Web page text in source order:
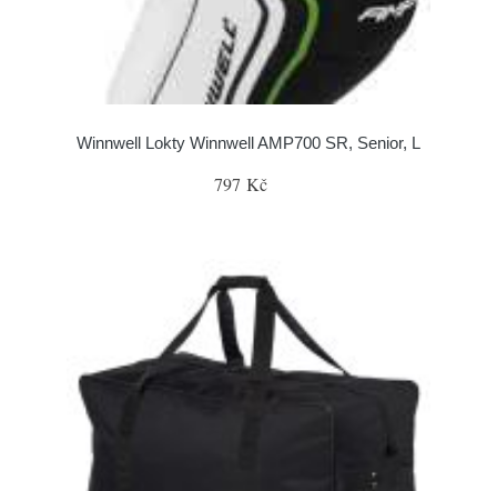
Winnwell Lokty Winnwell AMP700 SR, Senior, L
797 Kč